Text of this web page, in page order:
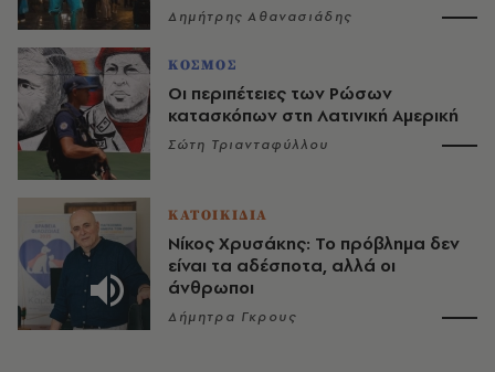
Δημήτρης Αθανασιάδης
ΚΟΣΜΟΣ
Οι περιπέτειες των Ρώσων
κατασκόπων στη Λατινική Αμερική
Σώτη Τριανταφύλλου
ΚΑΤΟΙΚΙΔΙΑ
Νίκος Χρυσάκης: Το πρόβλημα δεν
είναι τα αδέσποτα, αλλά οι
άνθρωποι
Δήμητρα Γκρους